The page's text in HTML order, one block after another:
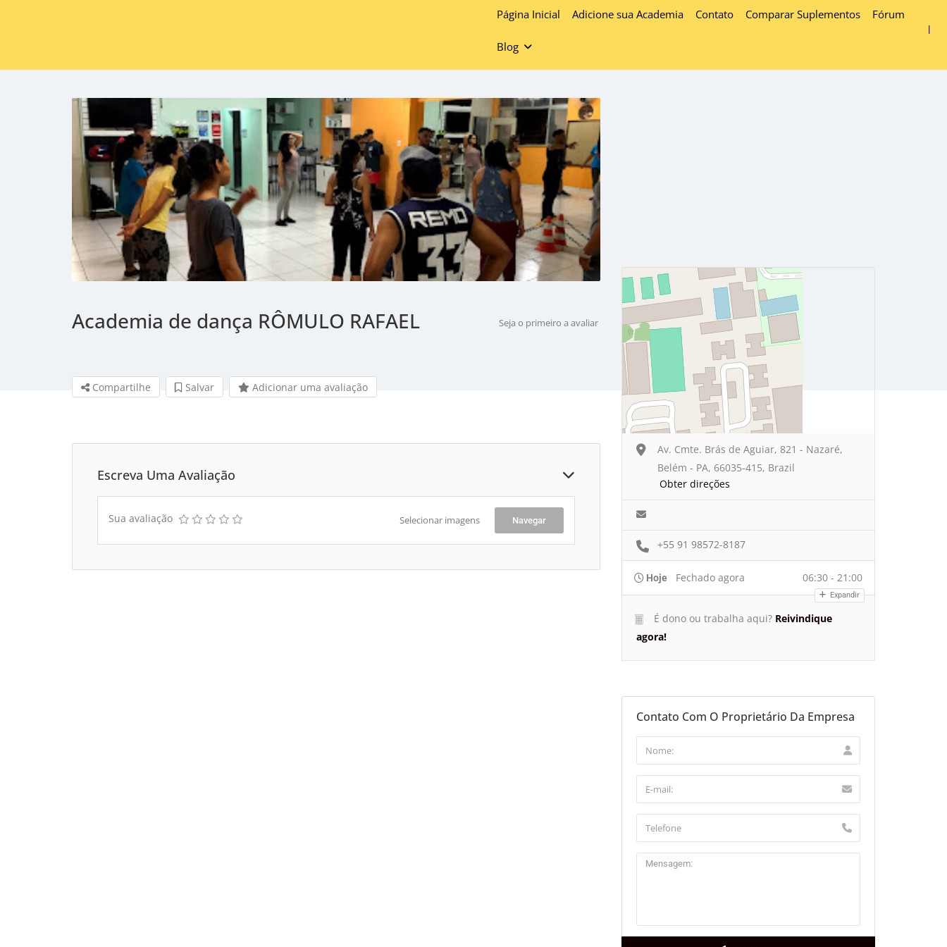
Página Inicial Adicione sua Academia Contato Comparar Suplementos Fórum
Blog
Academia de dança RÔMULO RAFAEL Seja o primeiro a avaliar
Compartilhe Salvar Adicionar uma avaliação
Escreva Uma Avaliação
Sua avaliação Selecionar imagens Navegar
Av. Cmte. Brás de Aguiar, 821 - Nazaré,
Belém - PA, 66035-415, Brazil
Obter direções
+55 91 98572-8187
Hoje Fechado agora 06:30 - 21:00
Expandir
É dono ou trabalha aqui? Reivindique
agora!
Contato Com O Proprietário Da Empresa